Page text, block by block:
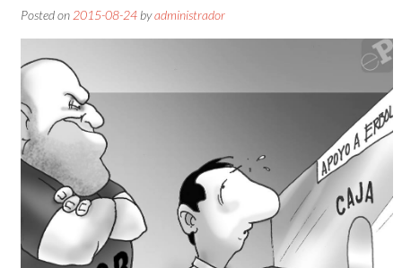
Posted on 2015-08-24byadministrador